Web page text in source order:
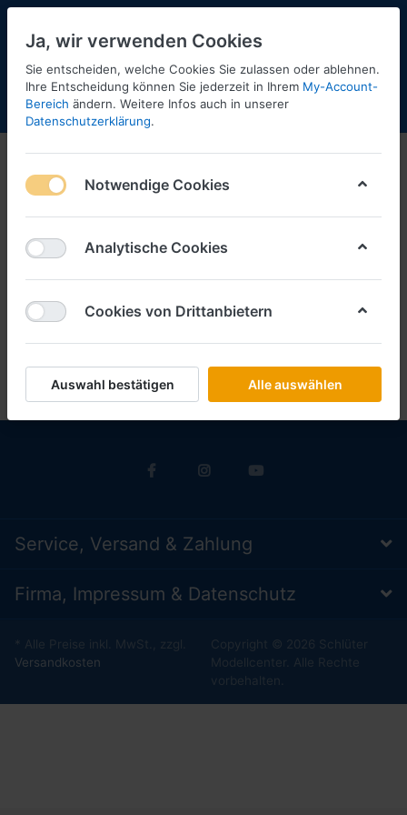
Menü Anmelden Shopaktualisierung
Scania
Service, Versand & Zahlung
Firma, Impressum & Datenschutz
* Alle Preise inkl. MwSt., zzgl.
Versandkosten
Copyright © 2026 Schlüter
Modellcenter. Alle Rechte
vorbehalten.
Ja, wir verwenden Cookies
Sie entscheiden, welche Cookies Sie zulassen oder ablehnen.
Ihre Entscheidung können Sie jederzeit in Ihrem My-Account-
Bereich ändern. Weitere Infos auch in unserer
Datenschutzerklärung.
Notwendige Cookies
Analytische Cookies
Cookies von Drittanbietern
Auswahl bestätigen Alle auswählen